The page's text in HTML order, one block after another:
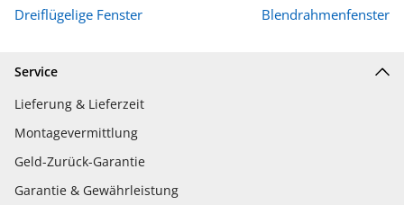
Dreiflügelige Fenster Blendrahmenfenster
Service
Lieferung & Lieferzeit
Montagevermittlung
Geld-Zurück-Garantie
Garantie & Gewährleistung